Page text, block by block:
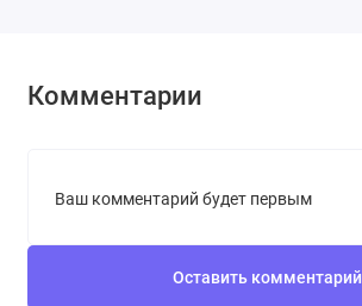
Комментарии
Ваш комментарий будет первым
Оставить комментарий